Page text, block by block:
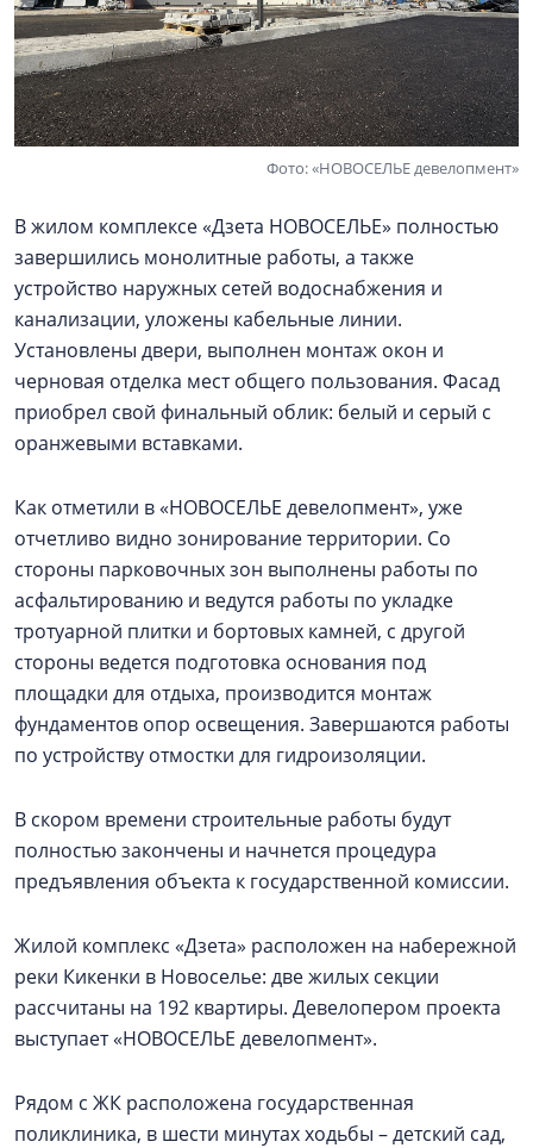
Фото: «НОВОСЕЛЬЕ девелопмент»
В жилом комплексе «Дзета НОВОСЕЛЬЕ» полностью
завершились монолитные работы, а также
устройство наружных сетей водоснабжения и
канализации, уложены кабельные линии.
Установлены двери, выполнен монтаж окон и
черновая отделка мест общего пользования. Фасад
приобрел свой финальный облик: белый и серый с
оранжевыми вставками.
Как отметили в «НОВОСЕЛЬЕ девелопмент», уже
отчетливо видно зонирование территории. Со
стороны парковочных зон выполнены работы по
асфальтированию и ведутся работы по укладке
тротуарной плитки и бортовых камней, с другой
стороны ведется подготовка основания под
площадки для отдыха, производится монтаж
фундаментов опор освещения. Завершаются работы
по устройству отмостки для гидроизоляции.
В скором времени строительные работы будут
полностью закончены и начнется процедура
предъявления объекта к государственной комиссии.
Жилой комплекс «Дзета» расположен на набережной
реки Кикенки в Новоселье: две жилых секции
рассчитаны на 192 квартиры. Девелопером проекта
выступает «НОВОСЕЛЬЕ девелопмент».
Рядом с ЖК расположена государственная
поликлиника, в шести минутах ходьбы – детский сад,